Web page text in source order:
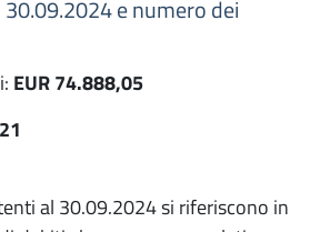
e numero dei
EUR 74.888,05
21
al 30.09.2024 si riferiscono in